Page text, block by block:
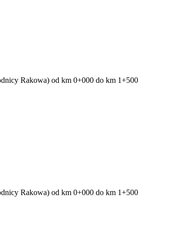
Rakowa) od km 0+000 do km 1+500
Rakowa) od km 0+000 do km 1+500